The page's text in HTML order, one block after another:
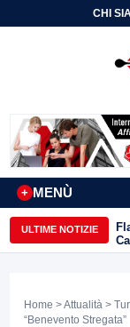
CHI
MENÙ
+
ULTIME NOTIZIE
Home >Attualità >
“Benevento Stregata”